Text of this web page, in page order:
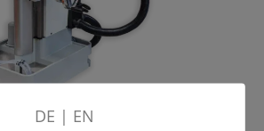
DE | EN